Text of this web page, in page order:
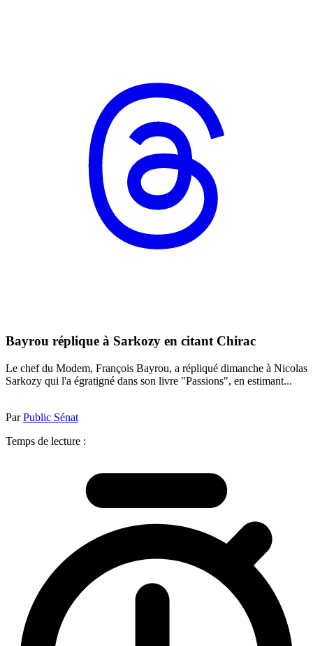
Bayrou réplique à Sarkozy en citant Chirac
Le chef du Modem, François Bayrou, a répliqué dimanche à Nicolas
Sarkozy qui l'a égratigné dans son livre "Passions", en estimant...
ParPublic Sénat
Temps de lecture :